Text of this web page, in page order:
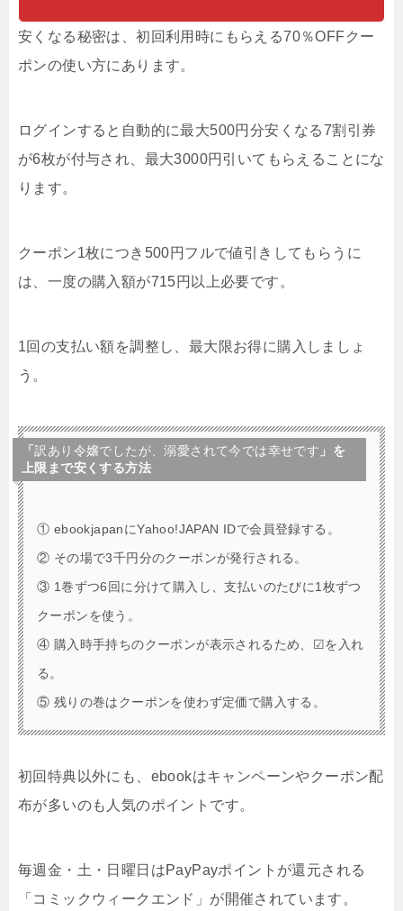
安くなる秘密は、初回利用時にもらえる70％OFFクー
ポンの使い方にあります。
ログインすると自動的に最大500円分安くなる7割引券
が6枚が付与され、最大3000円引いてもらえることにな
ります。
クーポン1枚につき500円フルで値引きしてもらうに
は、一度の購入額が715円以上必要です。
1回の支払い額を調整し、最大限お得に購入しましょ
う。
「訳あり令嬢でしたが、溺愛されて今では幸せです 」を
上限まで安くする方法
① ebookjapanにYahoo!JAPAN IDで会員登録する。
② その場で3千円分のクーポンが発行される。
③ 1巻ずつ6回に分けて購入し、支払いのたびに1枚ずつ
クーポンを使う。
④ 購入時手持ちのクーポンが表示されるため、☑を入れ
る。
⑤ 残りの巻はクーポンを使わず定価で購入する。
初回特典以外にも、ebookはキャンペーンやクーポン配
布が多いのも人気のポイントです。
毎週金・土・日曜日はPayPayポイントが還元される
「コミックウィークエンド」が開催されています。